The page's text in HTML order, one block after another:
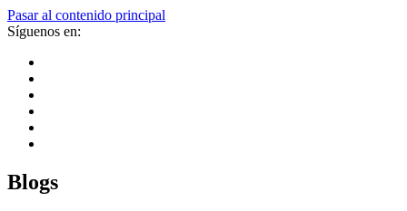
Pasar al contenido principal
Síguenos en:
Blogs